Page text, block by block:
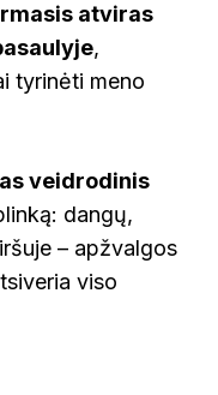
atviras
,
tyrinėti meno
veidrodinis
dangų,
– apžvalgos
viso